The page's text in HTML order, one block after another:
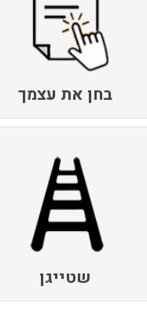
בחן את עצמך
שטייגן